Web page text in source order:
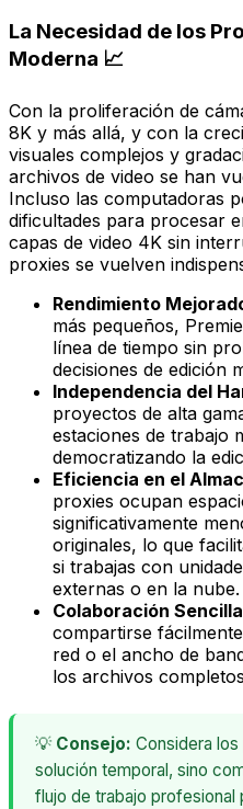
La Necesidad de los
Moderna 📈
Con la proliferación de
8K y más allá, y con la
visuales complejos y
archivos de video se han
Incluso las computadoras
dificultades para procesar
capas de video 4K sin
proxies se vuelven
Rendimiento
más pequeños,
línea de tiempo sin
decisiones de edición
Independencia del
proyectos de alta
estaciones de trabajo
democratizando la
Eficiencia en el
proxies ocupan
significativamente
originales, lo que
si trabajas con
externas o en la nube.
Colaboración
compartirse
red o el ancho de
los archivos
💡 Consejo: Considera
solución temporal, sino
flujo de trabajo profesional